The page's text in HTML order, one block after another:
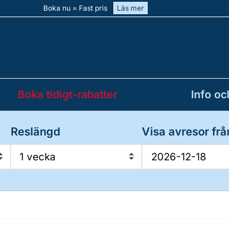
Boka nu = Fast pris Läs mer
Boka tidigt-rabatter Info
Reslängd
1 vecka
Visa avresor